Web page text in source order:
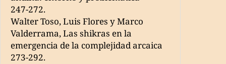
247-272.
Walter Toso, Luis Flores y Marco
Valderrama, Las shikras en la
emergencia de la complejidad arcaica
273-292.